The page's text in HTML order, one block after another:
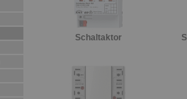
Schaltaktor